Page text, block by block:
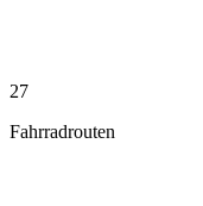
27
Fahrradrouten